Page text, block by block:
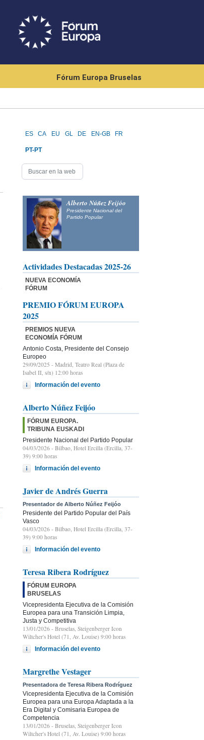
Fórum Europa Bruselas
ES CA EU GL DE EN-GB FR
PT-PT
Alberto Núñez Feijóo
Presidente Nacional del
Partido Popular
Actividades Destacadas 2025-26
NUEVA ECONOMÍA
FÓRUM
PREMIO FÓRUM EUROPA
2025
PREMIOS NUEVA
ECONOMÍA FÓRUM
Antonio Costa, Presidente del Consejo
Europeo
29/09/2025 - Madrid, Teatro Real (Plaza de
Isabel II, s/n) 12:00 horas
Información del evento
Alberto Núñez Feijóo
FÓRUM EUROPA.
TRIBUNA EUSKADI
Presidente Nacional del Partido Popular
04/03/2026 - Bilbao, Hotel Ercilla (Ercilla, 37-
39) 9:00 horas
Información del evento
Javier de Andrés Guerra
Presentador de Alberto Núñez Feijóo
Presidente del Partido Popular del País
Vasco
04/03/2026 - Bilbao, Hotel Ercilla (Ercilla, 37-
39) 9:00 horas
Información del evento
Teresa Ribera Rodríguez
FÓRUM EUROPA
BRUSELAS
Vicepresidenta Ejecutiva de la Comisión
Europea para una Transición Limpia,
Justa y Competitiva
13/01/2026 - Bruselas, Steigenberger Icon
Wiltcher's Hotel (71, Av. Louise) 9:00 horas
Información del evento
Margrethe Vestager
Presentadora de Teresa Ribera Rodríguez
Vicepresidenta Ejecutiva de la Comisión
Europea para una Europa Adaptada a la
Era Digital y Comisaria Europea de
Competencia
13/01/2026 - Bruselas, Steigenberger Icon
Wiltcher's Hotel (71, Av. Louise) 9:00 horas